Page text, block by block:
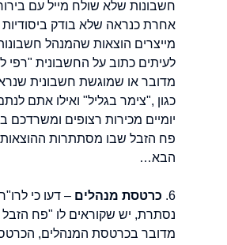
חשבונות שלא שולח מייל עם
אחרת כנראה שלא בודק
מייצרים הוצאות שהמנהל
לעיתים כתוב על החשבונית "רפי
מדובר או שמוגשת חשבונית
כגון ,"צימר בגליל" ואילו אתם
יומיים מכירות רצופים
פח הזבל שבו מסתתרות
הבא…
6. כרטסת מנהלים – דעו כי
נסתרת, יש שקוראים לו "פח
מדובר בכרטסת המנהלים,